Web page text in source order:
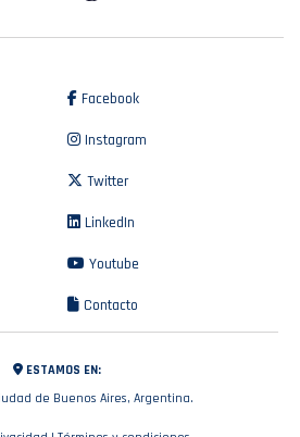
Facebook
Instagram
Twitter
LinkedIn
Youtube
Contacto
ESTAMOS EN:
de Buenos Aires, Argentina.